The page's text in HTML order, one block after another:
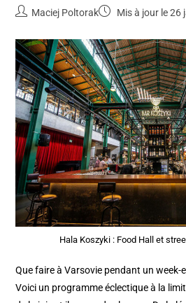
Maciej Poltorak Mis à jour le 26
Hala Koszyki : Food Hall et
Que faire à Varsovie pendant un week-
Voici un programme éclectique à la